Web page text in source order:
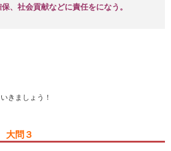
、社会貢献などに責任をになう。
きましょう！
大問３